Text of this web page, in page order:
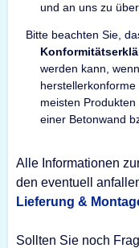
und an uns zu
Bitte beachten Sie,
werden kann,
meisten
einer Betonwand
Alle Informationen
den eventuell
Lieferung &
Sollten Sie noch